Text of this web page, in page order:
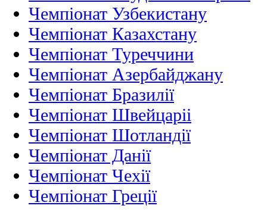
Чемпіонат Узбекистану
Чемпіонат Казахстану
Чемпіонат Туреччини
Чемпіонат Азербайджану
Чемпіонат Бразилії
Чемпіонат Швейцаріі
Чемпіонат Шотландії
Чемпіонат Данії
Чемпіонат Чехії
Чемпіонат Греції